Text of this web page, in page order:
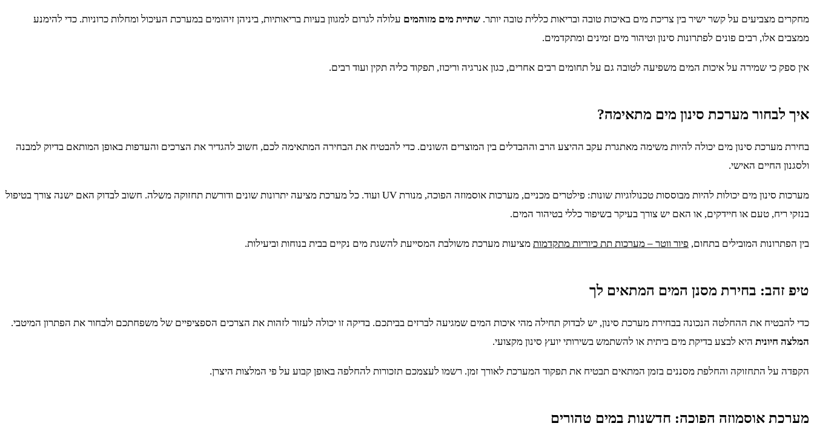
מחקרים מצביעים על קשר ישיר בין צריכת מים באיכות טובה ובריאות כללית טובה יותר. שתיית מים מזוהמים עלולה לגרום למגוון בעיות בריאותיות, ביניהן זיהומים במערכת העיכול ומחלות כרוניות. כדי להימנע
ממצבים אלו, רבים פונים לפתרונות סינון וטיהור מים זמינים ומתקדמים.
אין ספק כי שמירה על איכות המים משפיעה לטובה גם על תחומים רבים אחרים, כגון אנרגיה וריכוז, תפקוד כליה תקין ועוד רבים.
איך לבחור מערכת סינון מים מתאימה?
בחירת מערכת סינון מים יכולה להיות משימה מאתגרת עקב ההיצע הרב וההבדלים בין המוצרים השונים. כדי להבטיח את הבחירה המתאימה לכם, חשוב להגדיר את הצרכים והעדפות באופן המותאם בדיוק למבנה
ולסגנון החיים האישי.
מערכות סינון מים יכולות להיות מבוססות טכנולוגיות שונות: פילטרים מכניים, מערכות אוסמוזה הפוכה, מנורת UV ועוד. כל מערכת מציעה יתרונות שונים ודורשת תחזוקה משלה. חשוב לבדוק האם ישנה צורך בטיפול
בנזקי ריח, טעם או חיידקים, או האם יש צורך בעיקר בשיפור כללי בטיהור המים.
בין הפתרונות המובילים בתחום, פיור ווטר – מערכות תת כיוריות מתקדמות מציעות מערכת משולבת המסייעת להשגת מים נקיים בבית בנוחות וביעילות.
טיפ זהב: בחירת מסנן המים המתאים לך
כדי להבטיח את ההחלטה הנכונה בבחירת מערכת סינון, יש לבדוק תחילה מהי איכות המים שמגיעה לברזים בביתכם. בדיקה זו יכולה לעזור לזהות את הצרכים הספציפיים של משפחתכם ולבחור את הפתרון המיטבי.
המלצה חיונית היא לבצע בדיקת מים ביתית או להשתמש בשירותי יועץ סינון מקצועי.
הקפדה על התחזוקה והחלפת מסננים בזמן המתאים תבטיח את תפקוד המערכת לאורך זמן. רשמו לעצמכם תזכורות להחלפה באופן קבוע על פי המלצות היצרן.
מערכת אוסמוזה הפוכה: חדשנות במים טהורים